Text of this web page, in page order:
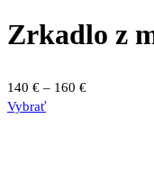
Zrkadlo z
140 € – 160 €Price
VybraťTento